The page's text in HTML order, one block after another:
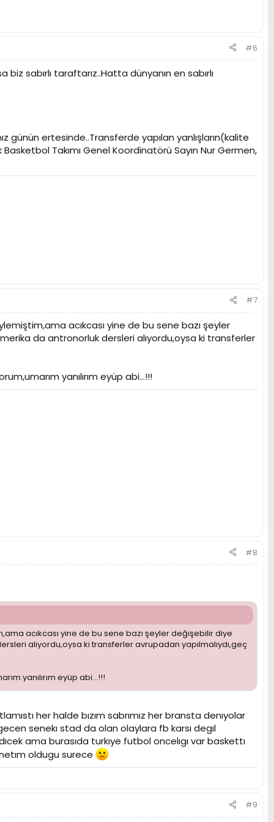
#6
sabırlı taraftarız..Hatta dünyanın en sabırlı
günün ertesinde..Transferde yapılan yanlışların(kalite
Takımı Genel Koordinatörü Sayın Nur Germen,
#7
acıkcası yine de bu sene bazı şeyler
da antronorluk dersleri alıyordu,oysa ki transferler
yanılırım eyüp abi...!!!
#8
acıkcası yine de bu sene bazı şeyler değişebilir diye
alıyordu,oysa ki transferler avrupadan yapılmalıydı,geç
yanılırım eyüp abi...!!!
her halde bızım sabrımız her bransta denıyolar
senekı stad da olan olaylara fb karsı degıl
ama burasıda turkıye futbol oncelıgı var baskettı
oldugu surece
#9